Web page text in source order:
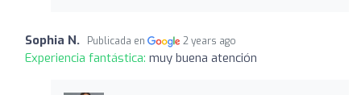
Sophia N. Publicada en 2 years ago
Experiencia fantástica: muy buena atención